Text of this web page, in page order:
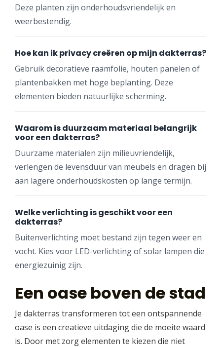
Deze planten zijn onderhoudsvriendelijk en
weerbestendig.
Hoe kan ik privacy creëren op mijn dakterras?
Gebruik decoratieve raamfolie, houten panelen of
plantenbakken met hoge beplanting. Deze
elementen bieden natuurlijke scherming.
Waarom is duurzaam materiaal belangrijk
voor een dakterras?
Duurzame materialen zijn milieuvriendelijk,
verlengen de levensduur van meubels en dragen bij
aan lagere onderhoudskosten op lange termijn.
Welke verlichting is geschikt voor een
dakterras?
Buitenverlichting moet bestand zijn tegen weer en
vocht. Kies voor LED-verlichting of solar lampen die
energiezuinig zijn.
Een oase boven de stad
Je dakterras transformeren tot een ontspannende
oase is een creatieve uitdaging die de moeite waard
is. Door met zorg elementen te kiezen die niet